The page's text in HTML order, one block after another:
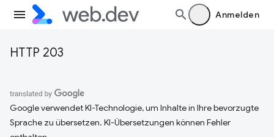
Anmelden
HTTP 203
Google verwendet KI-Technologie, um Inhalte in Ihre bevorzugte
Sprache zu übersetzen. KI-Übersetzungen können Fehler